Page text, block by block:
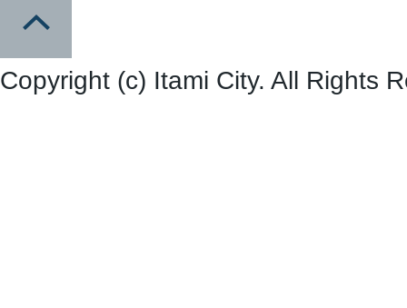
Copyright (c) Itami City. All Rights